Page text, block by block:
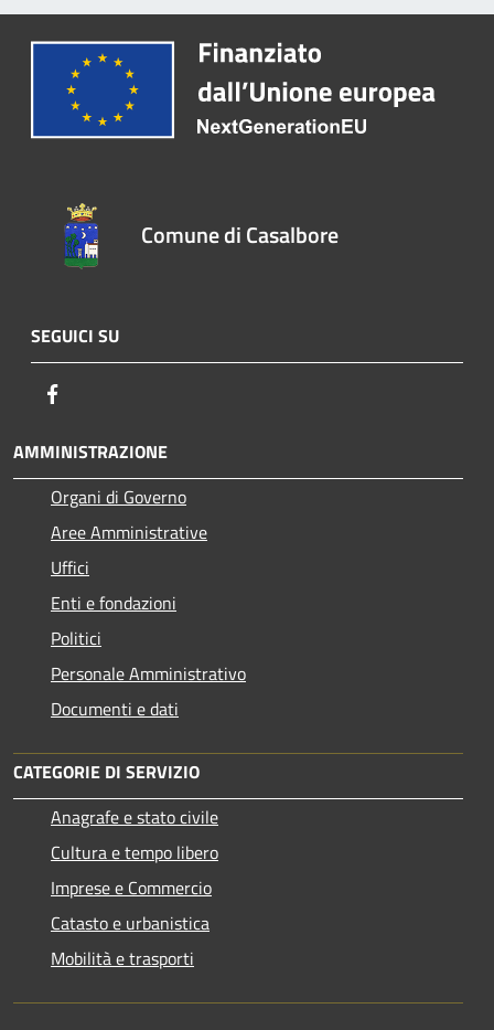
Comune di Casalbore
SEGUICI SU
AMMINISTRAZIONE
Organi di Governo
Aree Amministrative
Uffici
Enti e fondazioni
Politici
Personale Amministrativo
Documenti e dati
CATEGORIE DI SERVIZIO
Anagrafe e stato civile
Cultura e tempo libero
Imprese e Commercio
Catasto e urbanistica
Mobilità e trasporti